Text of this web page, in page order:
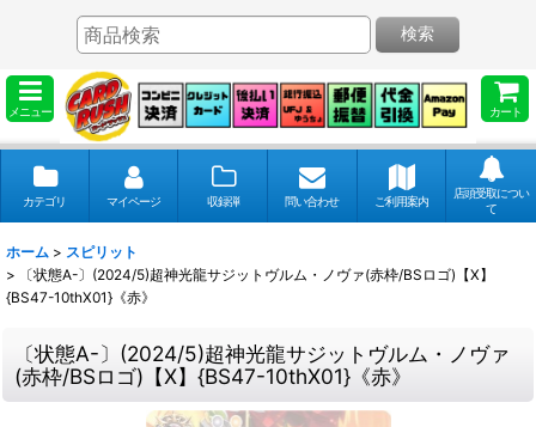
メニュー カート
検索
カテゴリ マイページ 収録弾 問い合わせ ご利用案内
店頭受取につい
て
ホーム > スピリット
>
〔状態A-〕(2024/5)超神光龍サジットヴルム・ノヴァ(赤枠/BSロゴ)【X】
{BS47-10thX01}《赤》
〔状態A-〕(2024/5)超神光龍サジットヴルム・ノヴァ
(赤枠/BSロゴ)【X】{BS47-10thX01}《赤》